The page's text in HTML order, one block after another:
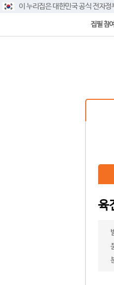
이 누리집은 대한민국 공식 전자
집필 참
육